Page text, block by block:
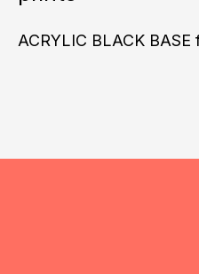
ACRYLIC BLACK